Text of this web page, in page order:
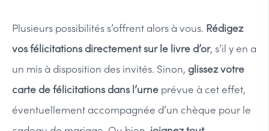
Plusieurs possibilités s’offrent alors à vous. Rédigez
vos félicitations directement sur le livre d’or, s’il y en a
un mis à disposition des invités. Sinon, glissez votre
carte de félicitations dans l’urne prévue à cet effet,
éventuellement accompagnée d’un chèque pour le